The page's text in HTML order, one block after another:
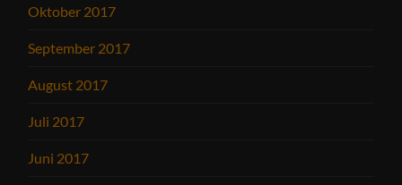
Oktober 2017
September 2017
August 2017
Juli 2017
Juni 2017